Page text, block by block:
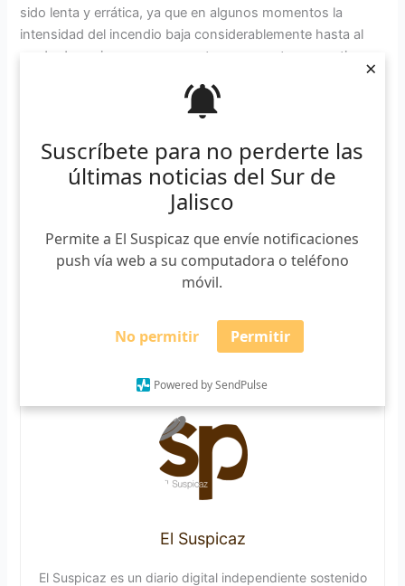
Suscríbete para no perderte las
últimas noticias del Sur de
Jalisco
Permite a El Suspicaz que envíe notificaciones
push vía web a su computadora o teléfono
móvil.
No permitir Permitir
Powered by SendPulse
×
sido lenta y errática, ya que en algunos momentos la
intensidad del incendio baja considerablemente hasta al
grado de casi apagarse y en otros momentos, se activa
Este lunes pasado (26 de enero) personal de la brigada de
Protección de la JIRA-CONAFOR y la brigada comunitaria
CONANP del Terrero, Colima, realizaron recorridos hacia la
zona del incendio por la parte baja y alta para verificar y
tratar de contener la propagación del incendio con la
El personal especializado constató que
control de forma natural (riscos, peñas,
El Suspicaz
El Suspicaz es un diario digital independiente sostenido